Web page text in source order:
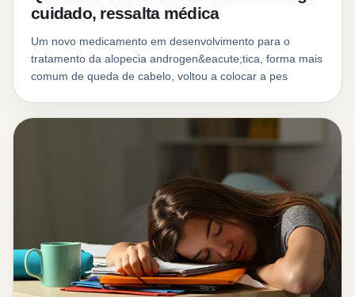
cuidado, ressalta médica
Um novo medicamento em desenvolvimento para o
tratamento da alopecia androgen&eacute;tica, forma mais
comum de queda de cabelo, voltou a colocar a pes